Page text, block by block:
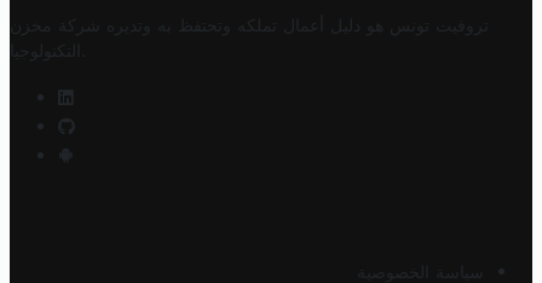
تروفيت تونس هو دليل أعمال تملكه وتحتفظ به وتديره
شركة مخزن
التكنولوجيا
سياسة الخصوصية